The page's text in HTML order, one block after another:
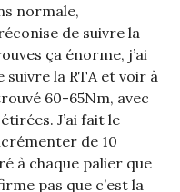
normale,
de suivre la
ça énorme, j’ai
suivre la RTA et voir à
60-65Nm, avec
J’ai fait le
de 10
à chaque palier que
pas que c’est la